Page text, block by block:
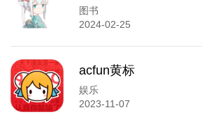
图书
2024-02-25
acfun黄标
娱乐
2023-11-07